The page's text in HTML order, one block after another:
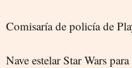
Comisaría de policía de
Nave estelar Star Wars